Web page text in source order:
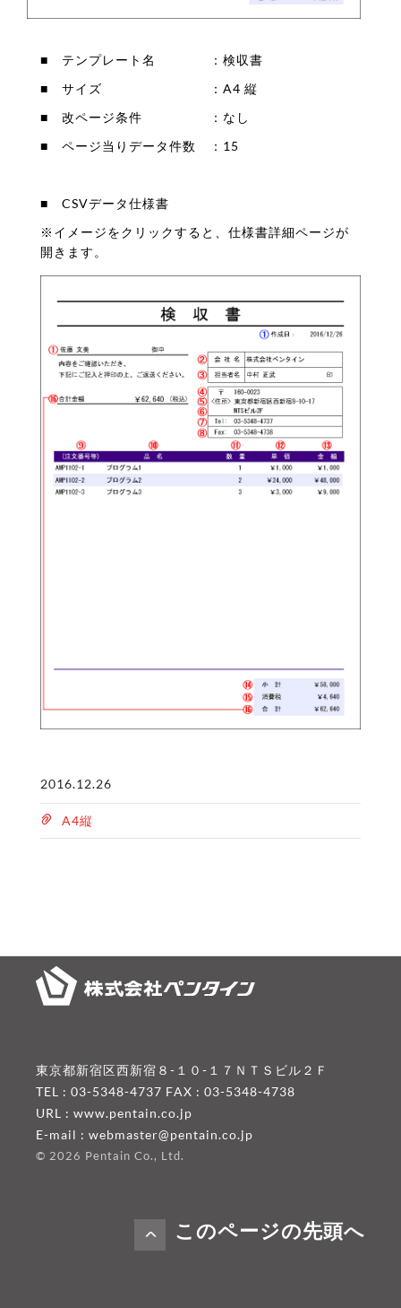
■ テンプレート名 ：検収書
■ サイズ ：A4 縦
■ 改ページ条件 ：なし
■ ページ当りデータ件数 ：15
■ CSVデータ仕様書
※イメージをクリックすると、仕様書詳細ページが
開きます。
2016.12.26
A4縦
東京都新宿区西新宿８-１０-１７ＮＴＳビル２Ｆ
TEL : 03-5348-4737 FAX : 03-5348-4738
URL : www.pentain.co.jp
E-mail : webmaster@pentain.co.jp
© 2026 Pentain Co., Ltd.
このページの先頭へ